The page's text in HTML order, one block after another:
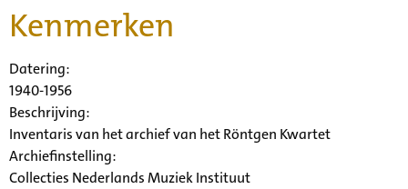
Kenmerken
Datering:
1940-1956
Beschrijving:
Inventaris van het archief van het Röntgen Kwartet
Archiefinstelling:
Collecties Nederlands Muziek Instituut